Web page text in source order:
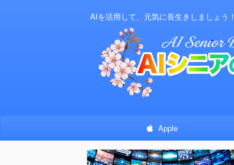
AIを活用して、元気に長生きしましょう！
Apple